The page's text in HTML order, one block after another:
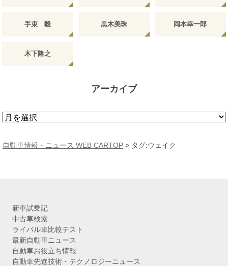
手束 毅 黒木美珠 岡本幸一郎
木下隆之
アーカイブ
ア
カ
自動車情報・ニュース WEB CARTOP > タグ:ウェイク
新車試乗記
中古車検索
ライバル車比較テスト
最新自動車ニュース
自動車お役立ち情報
自動車先進技術・テクノロジーニュース